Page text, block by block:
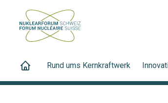
Rund ums Kernkraftwerk